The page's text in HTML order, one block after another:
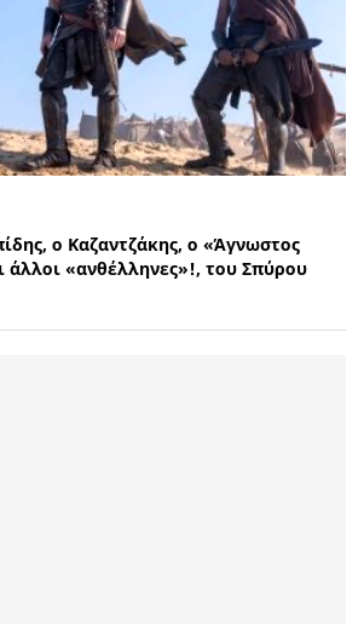
ο Καζαντζάκης, ο «Άγνωστος
άλλοι «ανθέλληνες»!, του Σπύρου